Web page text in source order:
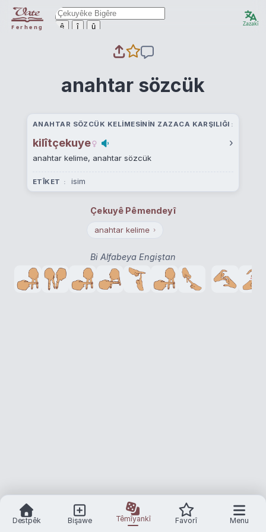
Ferheng ê î û Zazakî
anahtar sözcük
ANAHTAR SÖZCÜK KELIMESININ ZAZACA KARŞILIĞI
kilîtçekuye ›
anahtar kelime, anahtar sözcük
ETÎKET isim
Çekuyê Pêmendeyî
anahtar kelime ›
Bi Alfabeya Engiştan
Destpêk Bişawe Têmîyankî Favorî Menu